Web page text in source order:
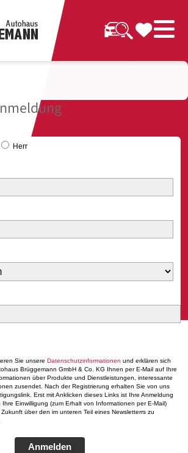
Herr
Sie unsere Datenschutzinformationen und erklären sich
Brüggemann GmbH & Co. KG Ihnen per E-Mail auf Ihre
über Produkte und Dienstleistungen, interessante
zusendet. Nach der Registrierung erhalten Sie von uns
Erst mit Anklicken dieses Links ist Ihre Anmeldung
Einwilligung (zum Erhalt von Informationen per E-Mail)
über den im unteren Teil eines Newsletterrs zu
Anmelden